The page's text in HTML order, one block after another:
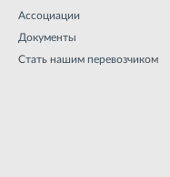
Ассоциации
Документы
Стать нашим перевозчиком